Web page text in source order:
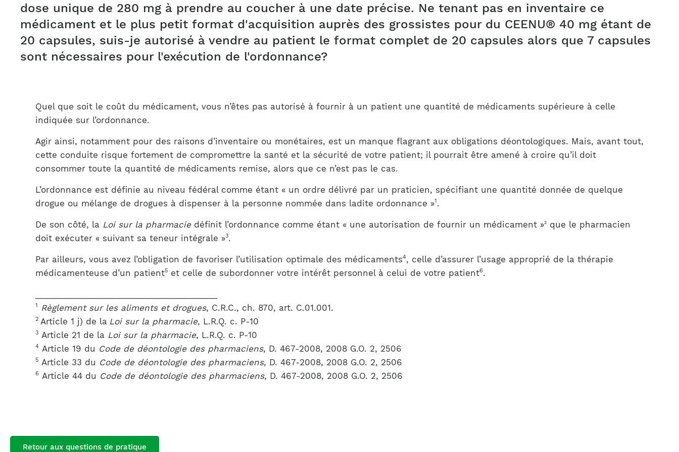
France)
Notre équipe
dose unique de 280 mg à prendre au coucher à une date précise. Ne tenant pas en inventaire ce
médicament et le plus petit format d'acquisition auprès des grossistes pour du CEENU® 40 mg étant de
20 capsules, suis-je autorisé à vendre au patient le format complet de 20 capsules alors que 7 capsules
sont nécessaires pour l'exécution de l'ordonnance?
Quel que soit le coût du médicament, vous n’êtes pas autorisé à fournir à un patient une quantité de médicaments supérieure à celle
indiquée sur l’ordonnance.
Agir ainsi, notamment pour des raisons d’inventaire ou monétaires, est un manque flagrant aux obligations déontologiques. Mais, avant tout,
cette conduite risque fortement de compromettre la santé et la sécurité de votre patient; il pourrait être amené à croire qu’il doit
consommer toute la quantité de médicaments remise, alors que ce n’est pas le cas.
L’ordonnance est définie au niveau fédéral comme étant « un ordre délivré par un praticien, spécifiant une quantité donnée de quelque
drogue ou mélange de drogues à dispenser à la personne nommée dans ladite ordonnance »1 .
De son côté, la Loi sur la pharmacie définit l’ordonnance comme étant « une autorisation de fournir un médicament »2
que le pharmacien
doit exécuter « suivant sa teneur intégrale »3.
Par ailleurs, vous avez l’obligation de favoriser l’utilisation optimale des médicaments4, celle d’assurer l’usage approprié de la thérapie
médicamenteuse d’un patient5 et celle de subordonner votre intérêt personnel à celui de votre patient6.
1 Règlement sur les aliments et drogues, C.R.C., ch. 870, art. C.01.001.
2 Article 1 j) de la Loi sur la pharmacie, L.R.Q. c. P-10
3 Article 21 de la Loi sur la pharmacie, L.R.Q. c. P-10
4 Article 19 du Code de déontologie des pharmaciens, D. 467-2008, 2008 G.O. 2, 2506
5 Article 33 du Code de déontologie des pharmaciens, D. 467-2008, 2008 G.O. 2, 2506
6 Article 44 du Code de déontologie des pharmaciens, D. 467-2008, 2008 G.O. 2, 2506
Retour aux questions de pratique